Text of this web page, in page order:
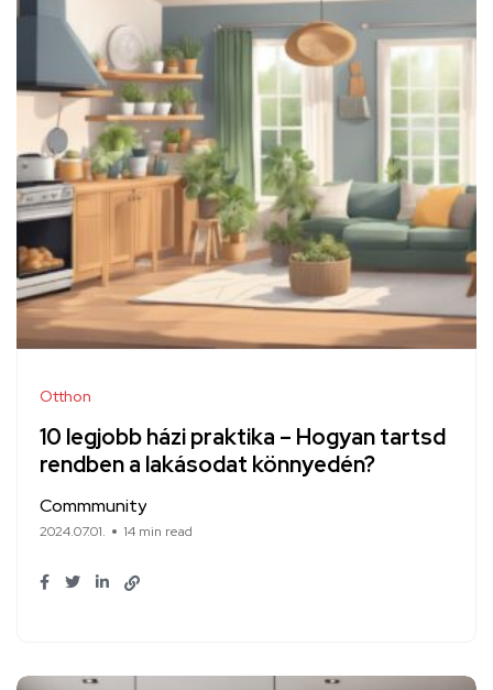
Otthon
10 legjobb házi praktika – Hogyan tartsd
rendben a lakásodat könnyedén?
Commmunity
2024.07.01. 14 min read